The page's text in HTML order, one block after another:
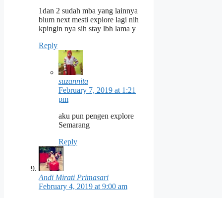
1dan 2 sudah mba yang lainnya
blum next mesti explore lagi nih
kpingin nya sih stay lbh lama y
Reply
suzannita
February 7, 2019 at 1:21
pm
aku pun pengen explore
Semarang
Reply
Andi Mirati Primasari
February 4, 2019 at 9:00 am